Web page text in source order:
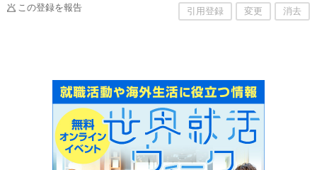
この登録を報告 引用登録 変更 消去